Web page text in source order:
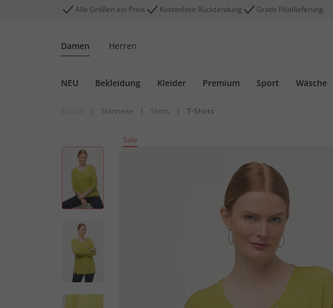
Alle Größen ein Preis Kostenlose Rücksendung Gratis Filiallieferung
Damen Herren
NEU Bekleidung Kleider Premium Sport Wäsche
| Startseite | Shirts | T-Shirts
Sale